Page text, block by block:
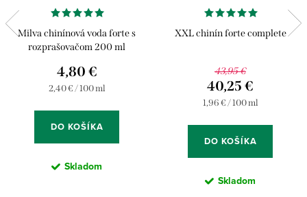
Milva chinínová voda forte s
rozprašovačom 200 ml
4,80 €
Jednotková
2,40 € / 100 ml
DO KOŠÍKA
Skladom
XXL chinín forte complete
43,95 €
40,25 €
Jednotková
1,96 € / 100 ml
DO KOŠÍKA
Skladom